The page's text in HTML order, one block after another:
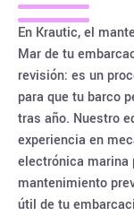
En Krautic, el
Mar de tu
revisión: es un
para que tu barco
tras año. Nuestro
experiencia en
electrónica marina
mantenimiento
útil de tu